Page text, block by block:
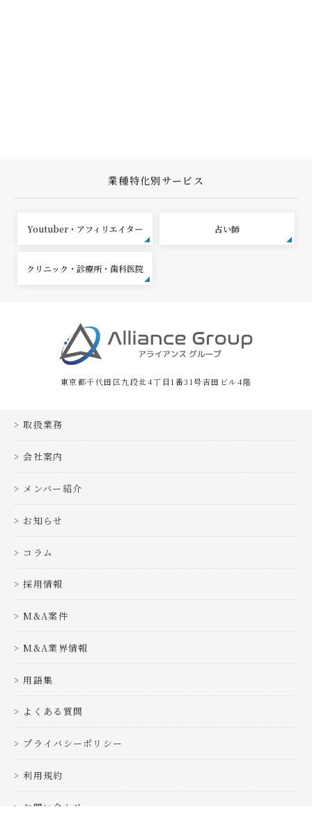
業種特化別サービス
Youtuber・アフィリエイター 占い師
クリニック・診療所・歯科医院
東京都千代田区九段北4丁目1番31号吉田ビル4階
取扱業務
会社案内
メンバー紹介
お知らせ
コラム
採用情報
M&A案件
M&A業界情報
用語集
よくある質問
プライバシーポリシー
利用規約
お問い合わせ